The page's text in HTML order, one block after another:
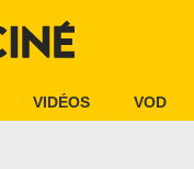
VIDÉOS VOD